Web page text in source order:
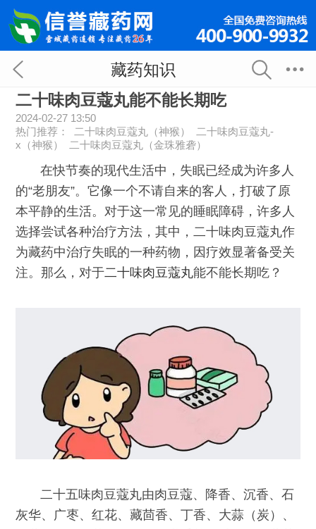
藏药知识
二十味肉豆蔻丸能不能长期吃
2024-02-27 13:50
热门推荐：二十味肉豆蔻丸（神猴）
二十味肉豆蔻丸-
x（神猴）
二十味肉豆蔻丸（金珠雅砻）
在快节奏的现代生活中，失眠已经成为许多人
的“老朋友”。它像一个不请自来的客人，打破了原
本平静的生活。对于这一常见的睡眠障碍，许多人
选择尝试各种治疗方法，其中，二十味肉豆蔻丸作
为藏药中治疗失眠的一种药物，因疗效显著备受关
注。那么，对于二十味肉豆蔻丸能不能长期吃？
二十五味肉豆蔻丸由肉豆蔻、降香、沉香、石
灰华、广枣、红花、藏茴香、丁香、大蒜（炭）、